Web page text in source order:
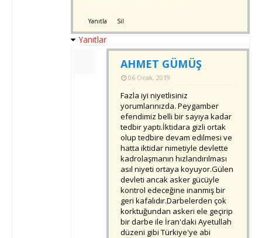
Yanıtla Sil
Yanıtlar
AHMET GÜMÜŞ
06 Ocak, 2019
Fazla iyi niyetlisiniz
yorumlarınızda. Peygamber
efendimiz belli bir sayıya kadar
tedbir yaptı.İktidara gizli ortak
olup tedbire devam edilmesi ve
hatta iktidar nimetiyle devlette
kadrolaşmanın hızlandırılması
asıl niyeti ortaya koyuyor.Gülen
devleti ancak asker gücüyle
kontrol edeceğine inanmış bir
geri kafalıdır.Darbelerden çok
korktuğundan askeri ele geçirip
bir darbe ile İran'daki Ayetullah
düzeni gibi Türkiye'ye abi